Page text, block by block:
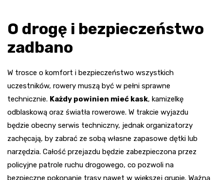
O drogę i bezpieczeństwo
zadbano
W trosce o komfort i bezpieczeństwo wszystkich
uczestników, rowery muszą być w pełni sprawne
technicznie. Każdy powinien mieć kask, kamizelkę
odblaskową oraz światła rowerowe. W trakcie wyjazdu
będzie obecny serwis techniczny, jednak organizatorzy
zachęcają, by zabrać ze sobą własne zapasowe dętki lub
narzędzia. Całość przejazdu będzie zabezpieczona przez
policyjne patrole ruchu drogowego, co pozwoli na
bezpieczne pokonanie trasy nawet w większej grupie. Ważną